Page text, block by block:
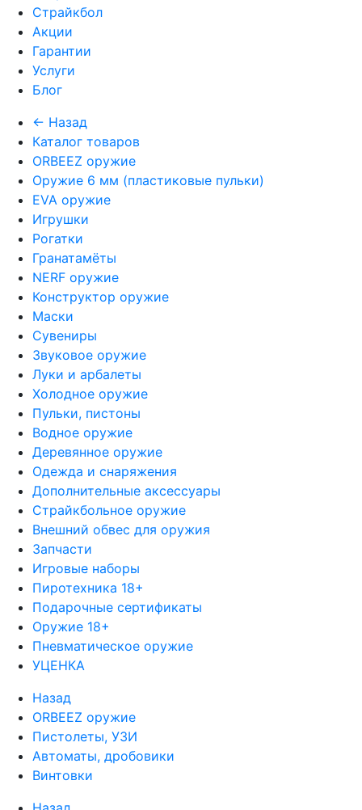
Страйкбол
Акции
Гарантии
Услуги
Блог
← Назад
Каталог товаров
ORBEEZ оружие
Оружие 6 мм (пластиковые пульки)
EVA оружие
Игрушки
Рогатки
Гранатамёты
NERF оружие
Конструктор оружие
Маски
Сувениры
Звуковое оружие
Луки и арбалеты
Холодное оружие
Пульки, пистоны
Водное оружие
Деревянное оружие
Одежда и снаряжения
Дополнительные аксессуары
Страйкбольное оружие
Внешний обвес для оружия
Запчасти
Игровые наборы
Пиротехника 18+
Подарочные сертификаты
Оружие 18+
Пневматическое оружие
УЦЕНКА
Назад
ORBEEZ оружие
Пистолеты, УЗИ
Автоматы, дробовики
Винтовки